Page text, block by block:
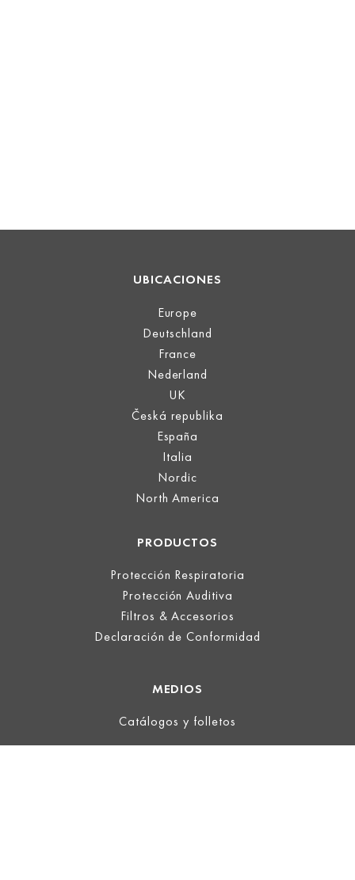
UBICACIONES
Europe
Deutschland
France
Nederland
UK
Česká republika
España
Italia
Nordic
North America
PRODUCTOS
Protección Respiratoria
Protección Auditiva
Filtros & Accesorios
Declaración de Conformidad
MEDIOS
Catálogos y folletos